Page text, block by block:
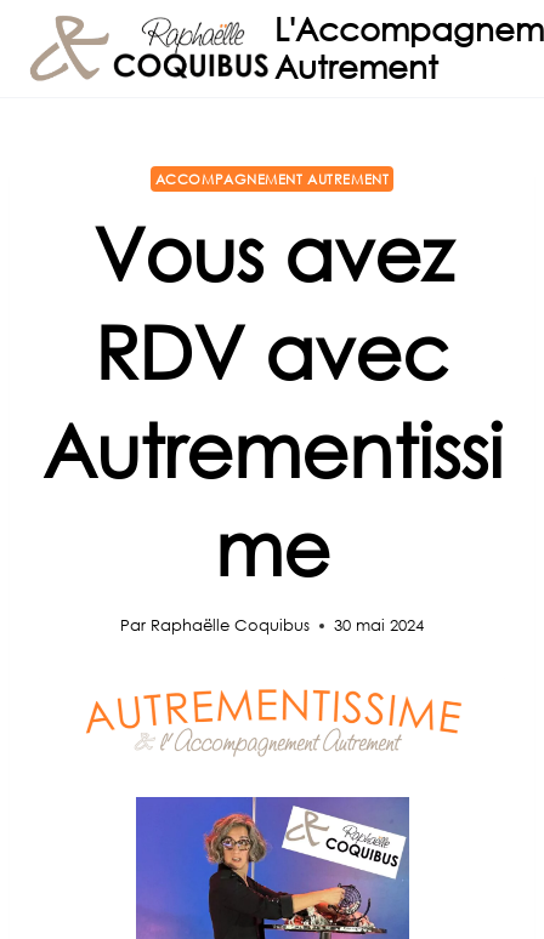
contenu
Autrement
ACCOMPAGNEMENT AUTREMENT
Vous avez
RDV avec
Autrementissi
me
Par Raphaëlle Coquibus 30 mai 2024